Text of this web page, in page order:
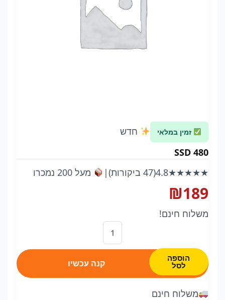
זמין במלאי
חדש
SSD 480
★★★★★
4.8(47 ביקורות) | מעל 200 נמכרו
₪189
משלוח חינם!
כמות
של
480
הוספה
לסל קנה עכשיו
משלוח חינם